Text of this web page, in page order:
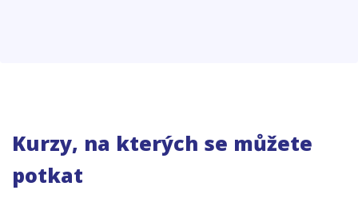
Kurzy, na kterých se můžete
potkat